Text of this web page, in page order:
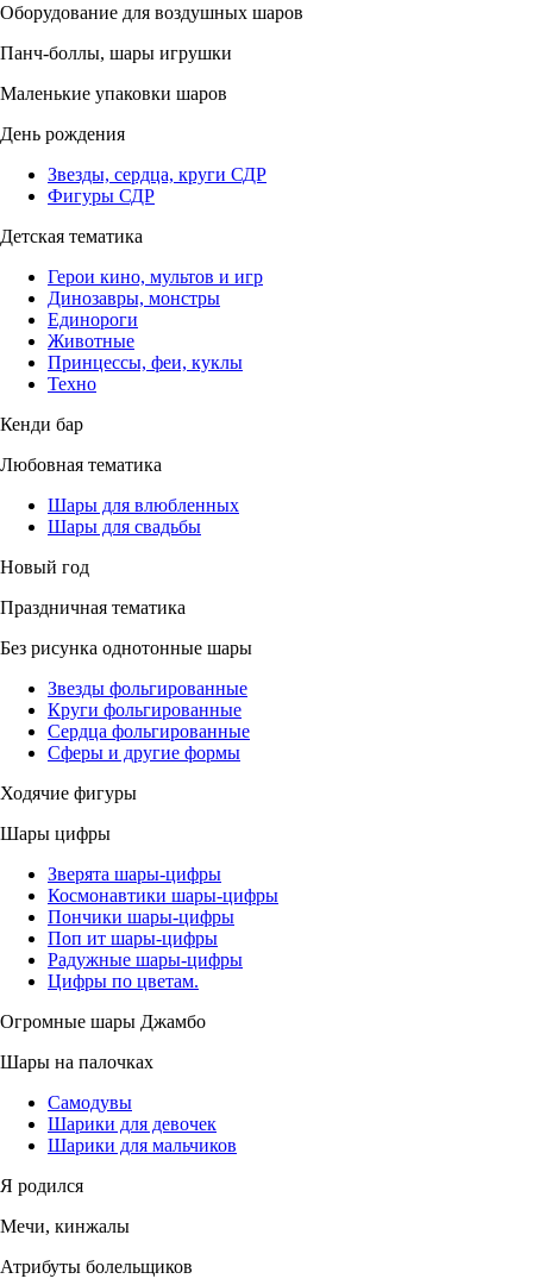
Оборудование для воздушных шаров
Панч-боллы, шары игрушки
Маленькие упаковки шаров
День рождения
Звезды, сердца, круги СДР
Фигуры СДР
Детская тематика
Герои кино, мультов и игр
Динозавры, монстры
Единороги
Животные
Принцессы, феи, куклы
Техно
Кенди бар
Любовная тематика
Шары для влюбленных
Шары для свадьбы
Новый год
Праздничная тематика
Без рисунка однотонные шары
Звезды фольгированные
Круги фольгированные
Сердца фольгированные
Сферы и другие формы
Ходячие фигуры
Шары цифры
Зверята шары-цифры
Космонавтики шары-цифры
Пончики шары-цифры
Поп ит шары-цифры
Радужные шары-цифры
Цифры по цветам.
Огромные шары Джамбо
Шары на палочках
Самодувы
Шарики для девочек
Шарики для мальчиков
Я родился
Мечи, кинжалы
Атрибуты болельщиков